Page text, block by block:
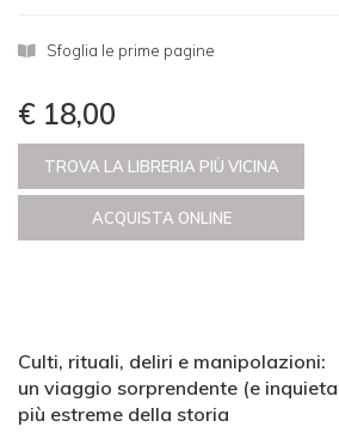
Sfoglia le prime pagine
€ 18,00
TROVA LA LIBRERIA PIÙ VICINA
ACQUISTA ONLINE
Culti, rituali, deliri e manipolazioni:
un viaggio sorprendente (e
più estreme della storia